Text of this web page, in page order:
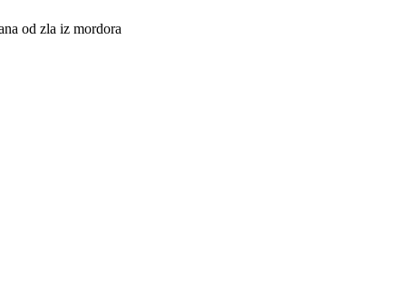
od zla iz mordora